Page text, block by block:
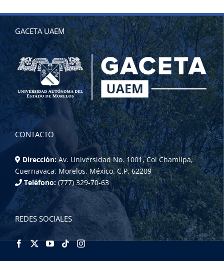
GACETA UAEM
CONTACTO
Dirección: Av. Universidad No. 1001, Col Chamilpa,
Cuernavaca, Morelos, México. C.P. 62209
Teléfono: (777) 329-70-63
REDES SOCIALES